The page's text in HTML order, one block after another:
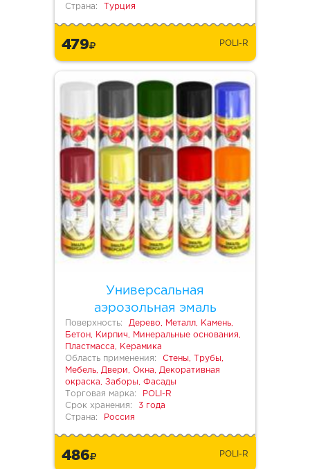
Страна:
Турция
479 POLI-R
Универсальная
аэрозольная эмаль
Поверхность:
Дерево, Металл, Камень,
Бетон, Кирпич, Минеральные основания,
Пластмасса, Керамика
Область применения:
Стены, Трубы,
Мебель, Двери, Окна, Декоративная
окраска, Заборы, Фасады
Торговая марка:
POLI-R
Срок хранения:
3 года
Страна:
Россия
486 POLI-R